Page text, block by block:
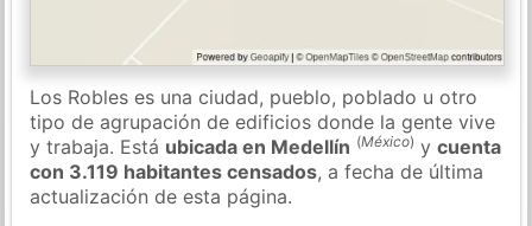
Los Robles es una ciudad, pueblo, poblado u otro
tipo de agrupación de edificios donde la gente vive
y trabaja. Está ubicada en Medellín (México) ycuenta
con 3.119 habitantes censados, a fecha de última
actualización de esta página.